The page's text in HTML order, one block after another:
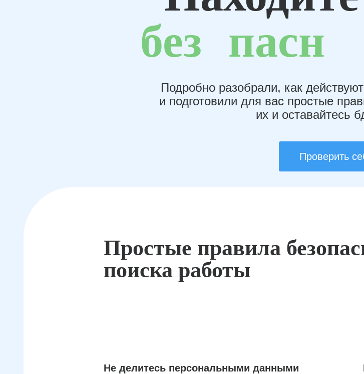
без пасн
Подробно разобрали, как
и подготовили для вас простые
их и оставайтесь
Проверить
Простые правила
поиска работы
Не делитесь персональными данными